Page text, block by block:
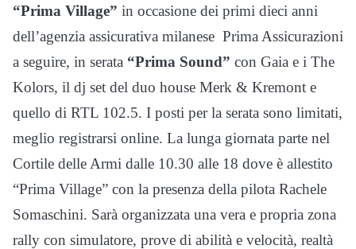
“Prima Village” in occasione dei primi dieci anni
dell’agenzia assicurativa milanese Prima Assicurazioni
a seguire, in serata “Prima Sound” con Gaia e i The
Kolors, il dj set del duo house Merk & Kremont e
quello di RTL 102.5. I posti per la serata sono limitati,
meglio registrarsi online. La lunga giornata parte nel
Cortile delle Armi dalle 10.30 alle 18 dove è allestito
“Prima Village” con la presenza della pilota Rachele
Somaschini. Sarà organizzata una vera e propria zona
rally con simulatore, prove di abilità e velocità, realtà